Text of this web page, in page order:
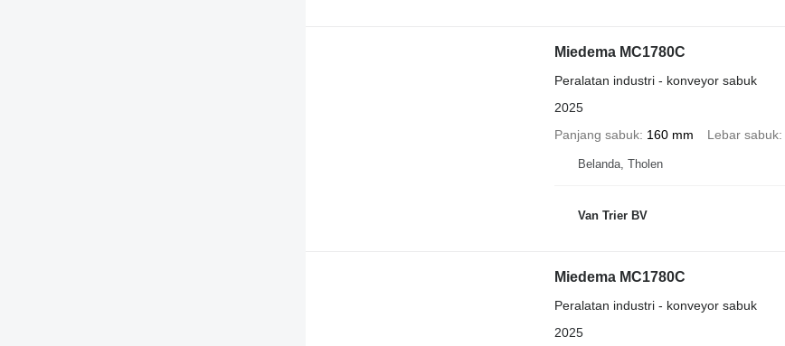
Miedema MC1780C
Peralatan industri - konveyor sabuk
2025
Panjang sabuk 160 mm Lebar sabuk
Belanda, Tholen
Van Trier BV
Miedema MC1780C
Peralatan industri - konveyor sabuk
2025